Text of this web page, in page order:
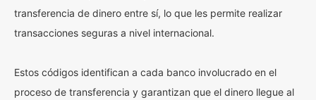
transferencia de dinero entre sí, lo que les permite realizar
transacciones seguras a nivel internacional.
Estos códigos identifican a cada banco involucrado en el
proceso de transferencia y garantizan que el dinero llegue al